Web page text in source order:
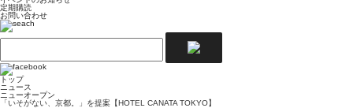
定期購読
お問い合わせ
トップ
ニュース
ニューオープン
「いそがない、京都。」を提案【HOTEL CANATA TOKYO】